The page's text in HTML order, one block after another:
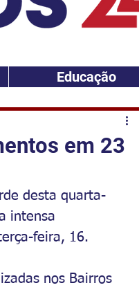
Educação
em 23
desta quarta-
intensa
feira, 16.
nos Bairros